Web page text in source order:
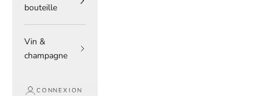
bouteille
Vin &
champagne
CONNEXION